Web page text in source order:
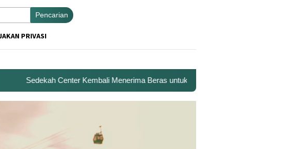
Pencarian
PRIVASI
Sedekah Center Kembali Menerima Beras untuk Santri Penghafal Al-Qur’an